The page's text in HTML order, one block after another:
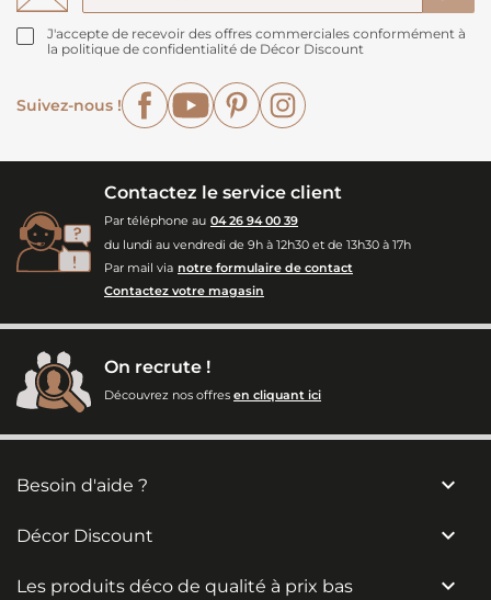
J'accepte de recevoir des offres commerciales conformément à
la politique de confidentialité de Décor Discount
Suivez-nous !
FacebookYouTubePinterest
Contactez le service client
Par téléphone au 04 26 94 00 39
du lundi au vendredi de 9h à 12h30 et de 13h30 à 17h
Par mail via notre formulaire de contact
Contactez votre magasin
On recrute !
Découvrez nos offres en cliquant ici
Besoin d'aide ? 
Décor Discount 
Les produits déco de qualité à prix bas 